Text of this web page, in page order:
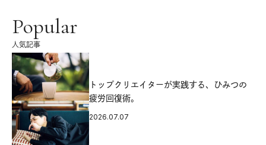
Popular
人気記事
トップクリエイターが実践する、ひみつの
疲労回復術。
2026.07.07